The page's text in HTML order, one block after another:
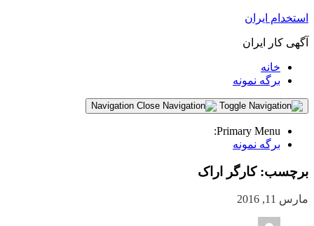
استخدام ایران
آگهی کار ایران
خانه
برگه نمونه
Primary Menu:
برگه نمونه
برچسب:کارگر اراک
مارس 11, 2016